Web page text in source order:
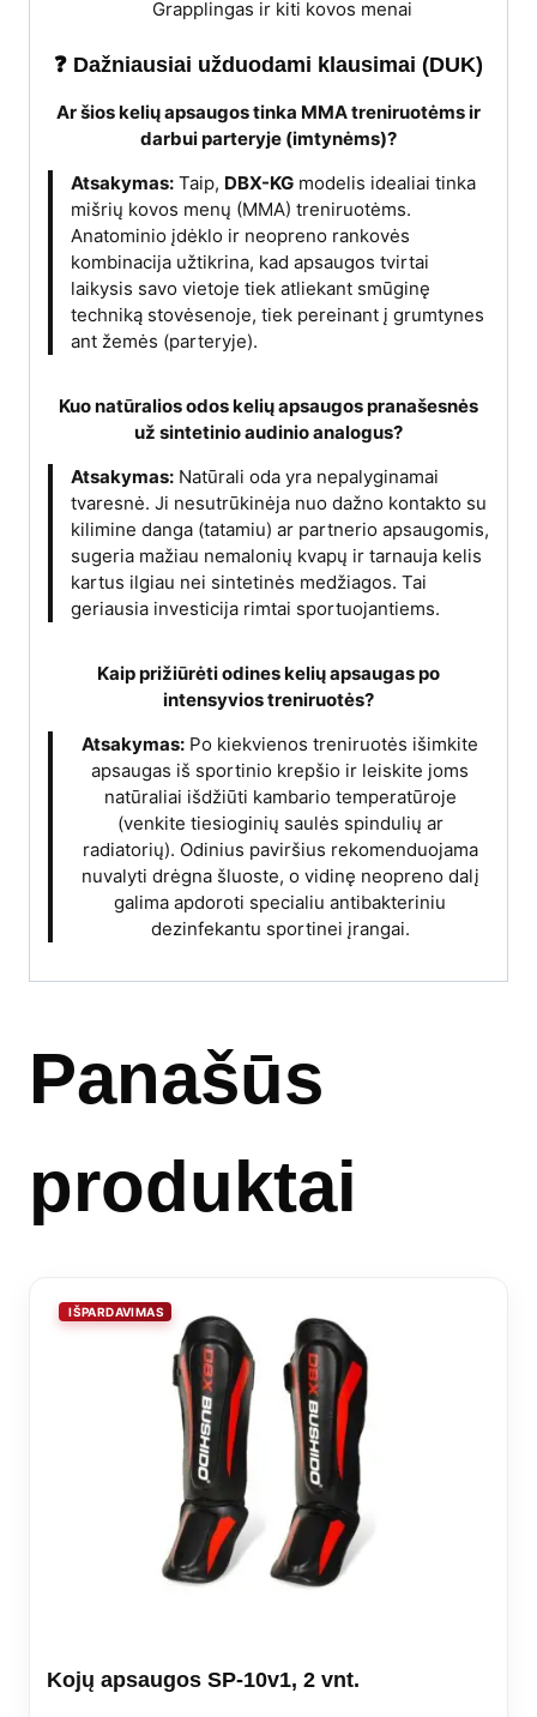
Grapplingas ir kiti kovos menai
❓ Dažniausiai užduodami klausimai (DUK)
Ar šios kelių apsaugos tinka MMA treniruotėms ir
darbui parteryje (imtynėms)?
Atsakymas: Taip, DBX-KG modelis idealiai tinka
mišrių kovos menų (MMA) treniruotėms.
Anatominio įdėklo ir neopreno rankovės
kombinacija užtikrina, kad apsaugos tvirtai
laikysis savo vietoje tiek atliekant smūginę
techniką stovėsenoje, tiek pereinant į grumtynes
ant žemės (parteryje).
Kuo natūralios odos kelių apsaugos pranašesnės
už sintetinio audinio analogus?
Atsakymas: Natūrali oda yra nepalyginamai
tvaresnė. Ji nesutrūkinėja nuo dažno kontakto su
kilimine danga (tatamiu) ar partnerio apsaugomis,
sugeria mažiau nemalonių kvapų ir tarnauja kelis
kartus ilgiau nei sintetinės medžiagos. Tai
geriausia investicija rimtai sportuojantiems.
Kaip prižiūrėti odines kelių apsaugas po
intensyvios treniruotės?
Atsakymas: Po kiekvienos treniruotės išimkite
apsaugas iš sportinio krepšio ir leiskite joms
natūraliai išdžiūti kambario temperatūroje
(venkite tiesioginių saulės spindulių ar
radiatorių). Odinius paviršius rekomenduojama
nuvalyti drėgna šluoste, o vidinę neopreno dalį
galima apdoroti specialiu antibakteriniu
dezinfekantu sportinei įrangai.
Panašūs
produktai
Kojų apsaugos SP-10v1, 2 vnt.